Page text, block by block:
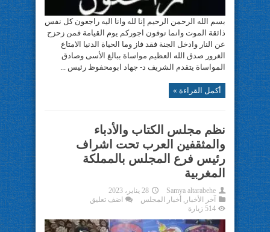
بسم الله الرحمن الرحيم إنا لله وانا اليه راجعون كل نفس
ذائقة الموت وانما توفون اجوركم يوم القيامة فمن زحزح
عن النار وادخل الجنة فقد فاز وما الحياة الدنيا الامتاع
الغرور صدق الله العظيم مواساة ببالغ الأسى وصادق
المواساة يتقدم الشريف د- جهاد ابومحفوظ رئيس ...
أكمل القراءة »
نظم مجلس الكتاب والأدباء
والمثقفين العرب تحت اشراف
رئيس فرع المجلس بالمملكة
المغربية
Samya altarabehe
28 يناير، 2023
آخر الأخبار , أخبار المجلس
اضف تعليق
514 زيارة